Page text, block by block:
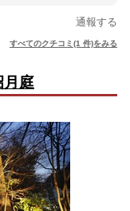
通報する
すべてのクチコミ(1 件)をみる
庭